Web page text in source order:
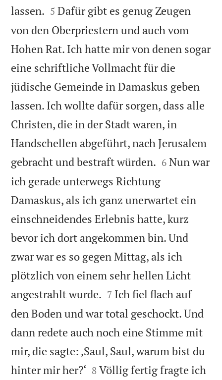
lassen. 

5 Dafür gibt es genug Zeugen
von den Oberpriestern und auch vom
Hohen Rat. Ich hatte mir von denen sogar
eine schriftliche Vollmacht für die
jüdische Gemeinde in Damaskus geben
lassen. Ich wollte dafür sorgen, dass alle
Christen, die in der Stadt waren, in
Handschellen abgeführt, nach Jerusalem
gebracht und bestraft würden. 

6 Nun war
ich gerade unterwegs Richtung
Damaskus, als ich ganz unerwartet ein
einschneidendes Erlebnis hatte, kurz
bevor ich dort angekommen bin. Und
zwar war es so gegen Mittag, als ich
plötzlich von einem sehr hellen Licht
angestrahlt wurde. 

7 Ich fiel flach auf
den Boden und war total geschockt. Und
dann redete auch noch eine Stimme mit
mir, die sagte: ‚Saul, Saul, warum bist du
hinter mir her?‘ 

8 Völlig fertig fragte ich